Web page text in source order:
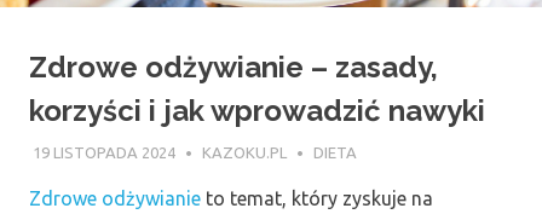
Zdrowe odżywianie – zasady,
korzyści i jak wprowadzić nawyki
19 LISTOPADA 2024 KAZOKU.PL DIETA
Zdrowe odżywianie to temat, który zyskuje na